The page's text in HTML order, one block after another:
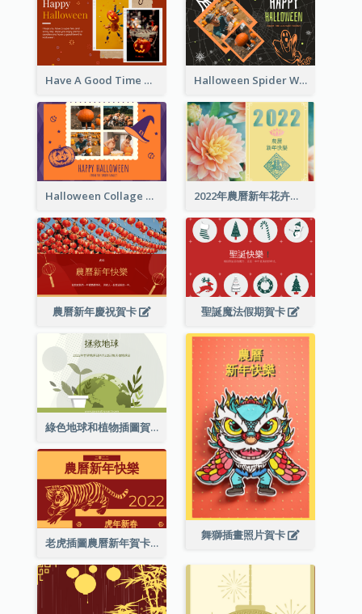
Have A Good Time This Halloween Greeting Card Halloween Spider Web Greeting Card
Halloween Collage Greeting Card 2022年農曆新年花卉照片賀卡
農曆新年慶祝賀卡 聖誕魔法假期賀卡
綠色地球和植物插圖賀卡
舞獅插畫照片賀卡
老虎插圖農曆新年賀卡